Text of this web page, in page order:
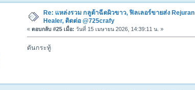
Re: แหล่งรวม กลูต้าฉีดผิวขาว, ฟิลเลอร์ขายส่ง Rejuran
Healer, ติดต่อ @725crafy
« ตอบกลับ #25 เมื่อ: วันที่ 15 เมษายน 2026, 14:39:11 น. »
ดันกระทู้